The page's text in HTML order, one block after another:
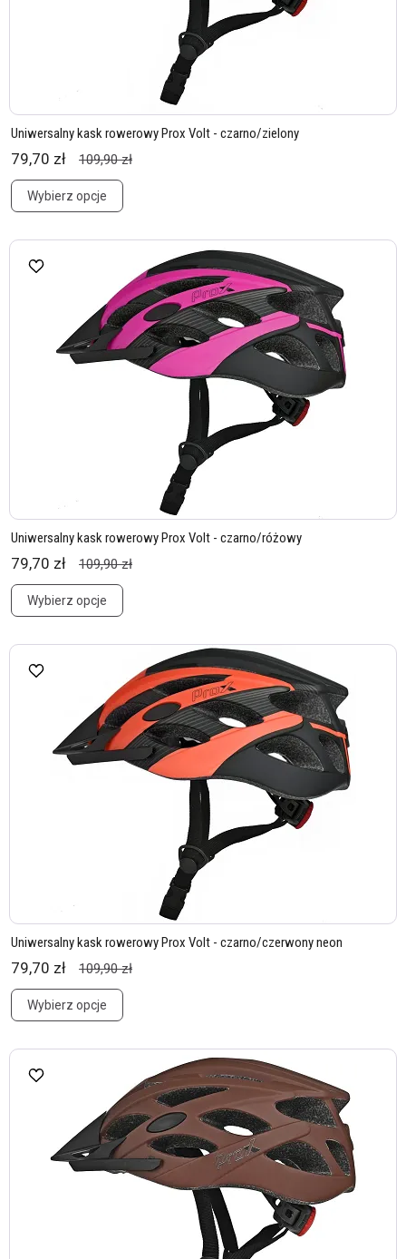
Uniwersalny kask rowerowy Prox Volt - czarno/zielony
79,70 zł 109,90 zł
Wybierz opcje
Uniwersalny kask rowerowy Prox Volt - czarno/różowy
79,70 zł 109,90 zł
Wybierz opcje
Uniwersalny kask rowerowy Prox Volt - czarno/czerwony neon
79,70 zł 109,90 zł
Wybierz opcje